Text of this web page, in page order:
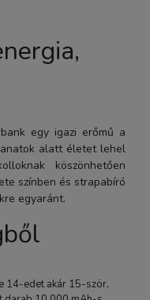
egy igazi erőmű a
alatt életet lehel
köszönhetően
színben és strapabíró
egyaránt.
14-edet akár 15-ször,
Powerbank digitális kijelzővel -